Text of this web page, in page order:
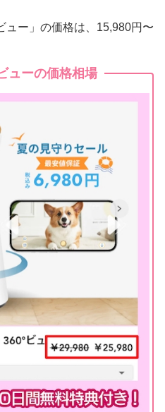
ュー」の価格は、15,980円〜
ューの価格相場